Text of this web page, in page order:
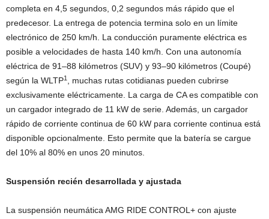
completa en 4,5 segundos, 0,2 segundos más rápido que el
predecesor. La entrega de potencia termina solo en un límite
electrónico de 250 km/h. La conducción puramente eléctrica es
posible a velocidades de hasta 140 km/h. Con una autonomía
eléctrica de 91–88 kilómetros (SUV) y 93–90 kilómetros (Coupé)
según la WLTP1 , muchas rutas cotidianas pueden cubrirse
exclusivamente eléctricamente. La carga de CA es compatible con
un cargador integrado de 11 kW de serie. Además, un cargador
rápido de corriente continua de 60 kW para corriente continua está
disponible opcionalmente. Esto permite que la batería se cargue
del 10% al 80% en unos 20 minutos.
Suspensión recién desarrollada y ajustada
La suspensión neumática AMG RIDE CONTROL+ con ajuste